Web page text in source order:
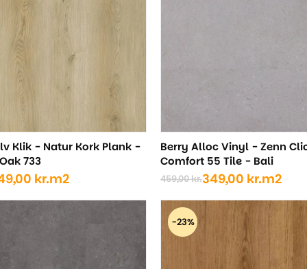
Klik - Natur Kork Plank -
733
kr.m2
Berry Alloc Vinyl - Zenn
Comfort 55 Tile - Bali
459,00kr.
Den
oprindelige
pris
var:
349,00 kr.
Den
aktuelle
pris
er:
m2
-23%